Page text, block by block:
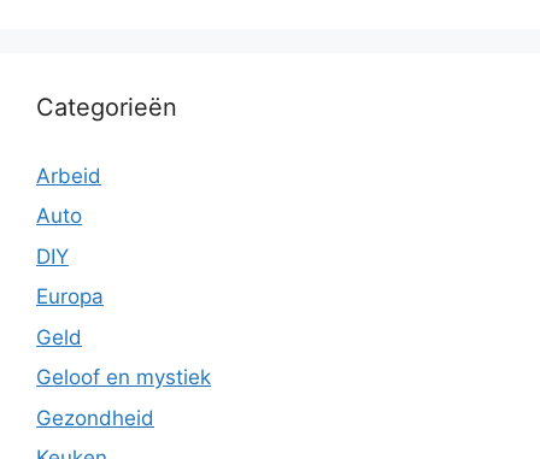
Categorieën
Arbeid
Auto
DIY
Europa
Geld
Geloof en mystiek
Gezondheid